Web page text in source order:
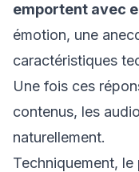
emportent avec
émotion, une
caractéristiques
Une fois ces
contenus, les
naturellement.
Techniquement, le